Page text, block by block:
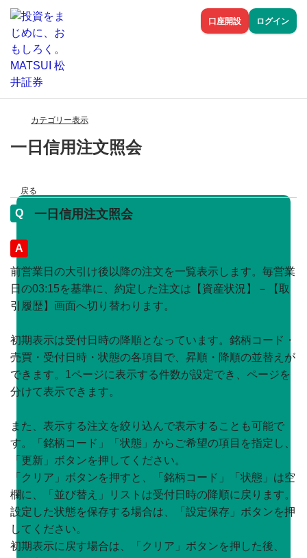
口座開設 ログイン
カテゴリー表示
一日信用注文照会
戻る
一日信用注文照会
回答
前営業日の大引け後以降の注文を一覧表示します。毎営業
日の03:15を基準に、約定した注文は【資産状況】－【取
引履歴】画面へ切り替わります。
初期表示は受付日時の降順となっています。銘柄コード・
売買・受付日時・状態の各項目で、昇順・降順の並替えが
できます。1ページに表示する件数が設定でき、ページを
分けて表示できます。
また、表示する注文を絞り込んで表示することも可能で
す。「銘柄コード」「状態」からご希望の項目を指定し、
「更新」ボタンを押してください。
「クリア」ボタンを押すと、「銘柄コード」「状態」は空
欄に、「並び替え」リストは受付日時の降順に戻ります。
設定した状態を保存する場合は、「設定保存」ボタンを押
してください。
初期表示に戻す場合は、「クリア」ボタンを押した後、